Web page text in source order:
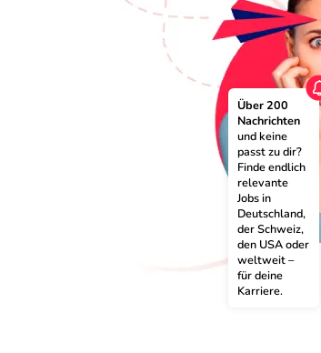
Über 200
Nachrichten
und keine
passt zu dir?
Finde endlich
relevante
Jobs in
Deutschland,
der Schweiz,
den USA oder
weltweit –
für deine
Karriere.